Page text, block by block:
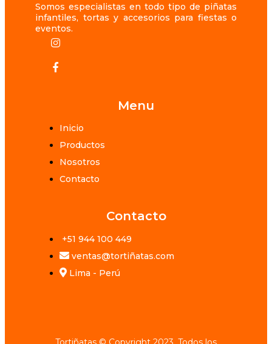
Somos especialistas en todo tipo de piñatas
infantiles, tortas y accesorios para fiestas o
eventos.
Menu
Inicio
Productos
Nosotros
Contacto
Contacto
+51 944 100 449
ventas@tortiñatas.com
Lima - Perú